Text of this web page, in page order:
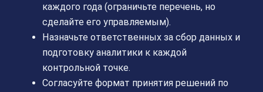
каждого года (ограничьте перечень, но
сделайте его управляемым).
Назначьте ответственных за сбор данных и
подготовку аналитики к каждой
контрольной точке.
Согласуйте формат принятия решений по